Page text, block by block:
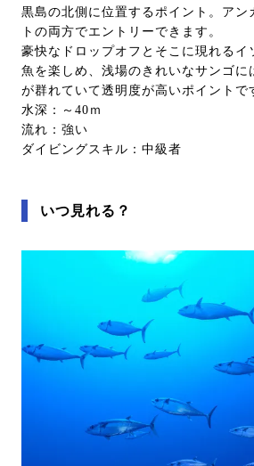
黒島の北側に位置するポイント。アン
トの両方でエントリーできます。
豪快なドロップオフとそこに現れるイ
魚を楽しめ、浅場のきれいなサンゴに
が群れていて透明度が高いポイントで
水深：～40ｍ
流れ：強い
ダイビングスキル：中級者
いつ見れる？